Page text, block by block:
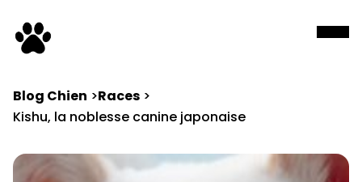
Blog Chien
Races
Kishu, la noblesse canine japonaise